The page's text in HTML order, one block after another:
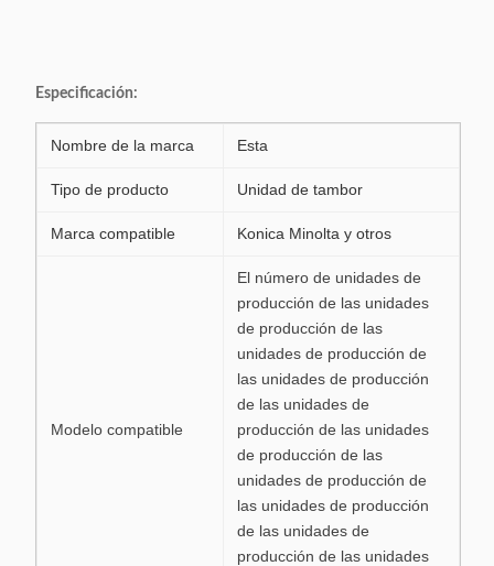
Especificación:
Nombre de la marca Esta
Tipo de producto Unidad de tambor
Marca compatible Konica Minolta y otros
Modelo compatible
El número de unidades de
producción de las unidades
de producción de las
unidades de producción de
las unidades de producción
de las unidades de
producción de las unidades
de producción de las
unidades de producción de
las unidades de producción
de las unidades de
producción de las unidades